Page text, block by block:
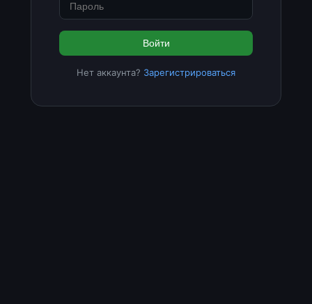
Войти
Нет аккаунта? Зарегистрироваться